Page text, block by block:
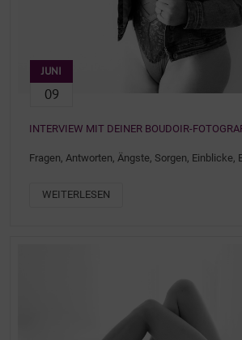
JUNI
09
INTERVIEW MIT DEINER BOUDOIR-
Fragen, Antworten, Ängste, Sorgen, Einblicke,
WEITERLESEN